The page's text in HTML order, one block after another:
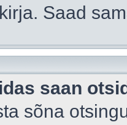
Saad
saan
sõna